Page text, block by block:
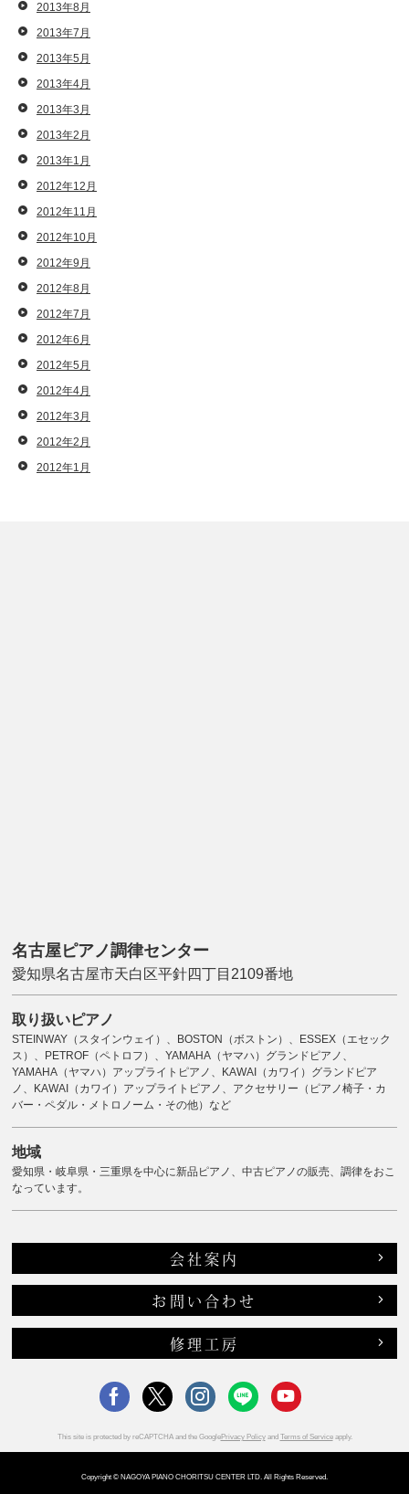
2013年8月
2013年7月
2013年5月
2013年4月
2013年3月
2013年2月
2013年1月
2012年12月
2012年11月
2012年10月
2012年9月
2012年8月
2012年7月
2012年6月
2012年5月
2012年4月
2012年3月
2012年2月
2012年1月
名古屋ピアノ調律センター
愛知県名古屋市天白区平針四丁目2109番地
取り扱いピアノ
STEINWAY（スタインウェイ）、BOSTON（ボストン）、ESSEX（エセック
ス）、PETROF（ペトロフ）、YAMAHA（ヤマハ）グランドピアノ、
YAMAHA（ヤマハ）アップライトピアノ、KAWAI（カワイ）グランドピア
ノ、KAWAI（カワイ）アップライトピアノ、アクセサリー（ピアノ椅子・カ
バー・ペダル・メトロノーム・その他）など
地域
愛知県・岐阜県・三重県を中心に新品ピアノ、中古ピアノの販売、調律をおこ
なっています。
会社案内
お問い合わせ
修理工房
This site is protected by reCAPTCHA and the GooglePrivacy Policyand Terms of Serviceapply.
Copyright © NAGOYA PIANO CHORITSU CENTER LTD. All Rights Reserved.